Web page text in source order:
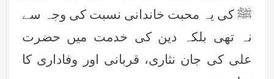
ﷺ کی یہ محبت خاندانی نسبت کی وجہ سے
نہ تھی بلکہ دین کی خدمت میں حضرت
علی کی جان نثاری، قربانی اور وفاداری کا